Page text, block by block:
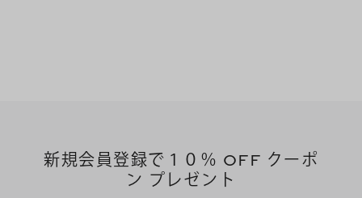
新規会員登録で１０％ OFF クーポ
ン プレゼント